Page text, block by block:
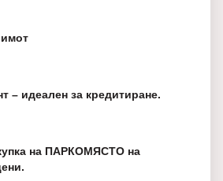
– идеален за кредитиране.
на ПАРКОМЯСТО на